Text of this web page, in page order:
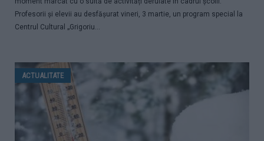
Profesorii și elevii au desfășurat vineri, 3 martie, un program special la
Centrul Cultural „Grigoriu...
ACTUALITATE